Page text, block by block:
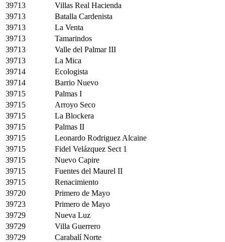
39713
Villas Real Hacienda
39713
Batalla Cardenista
39713
La Venta
39713
Tamarindos
39713
Valle del Palmar III
39713
La Mica
39714
Ecologista
39714
Barrio Nuevo
39715
Palmas I
39715
Arroyo Seco
39715
La Blockera
39715
Palmas II
39715
Leonardo Rodriguez Alcaine
39715
Fidel Velázquez Sect 1
39715
Nuevo Capire
39715
Fuentes del Maurel II
39715
Renacimiento
39720
Primero de Mayo
39723
Primero de Mayo
39729
Nueva Luz
39729
Villa Guerrero
39729
Carabalí Norte